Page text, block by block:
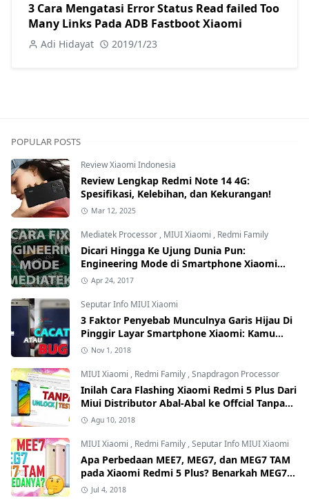
3 Cara Mengatasi Error Status Read failed Too
Many Links Pada ADB Fastboot Xiaomi
Adi Hidayat 2019/1/23
POPULAR POSTS
Review Xiaomi Indonesia
Review Lengkap Redmi Note 14 4G:
Spesifikasi, Kelebihan, dan Kekurangan!
Mar 12, 2025
Mediatek Processor , MIUI Xiaomi , Redmi Family
Dicari Hingga Ke Ujung Dunia Pun:
Engineering Mode di Smartphone Xiaomi
Kamu Hilang? Ini Tutorial Cara
Apr 24, 2017
Seputar Info MIUI Xiaomi
3 Faktor Penyebab Munculnya Garis Hijau Di
Pinggir Layar Smartphone Xiaomi: Kamu
yang Mana?
Nov 1, 2018
MIUI Xiaomi , Redmi Family ,Snapdragon Processor
Inilah Cara Flashing Xiaomi Redmi 5 Plus Dari
Miui Distributor Abal-Abal ke Offcial Tanpa
Test Point dan Tanpa Unlock Bootloader
Agu 10, 2018
MIUI Xiaomi , Redmi Family ,Seputar Info MIUI Xiaomi
Apa Perbedaan MEE7, MEG7, dan MEG7 TAM
pada Xiaomi Redmi 5 Plus? Benarkah MEG7
TAM Tidak Bisa Unlock Bootloader?
Jul 4, 2018